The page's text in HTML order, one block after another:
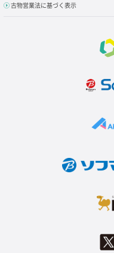
古物営業法に基づく表示